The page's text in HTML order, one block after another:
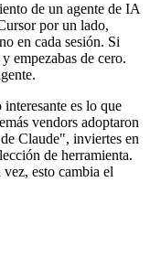
de un agente de IA
por un lado,
en cada sesión. Si
empezabas de cero.
es lo que
vendors adoptaron
Claude", inviertes en
de herramienta.
esto cambia el